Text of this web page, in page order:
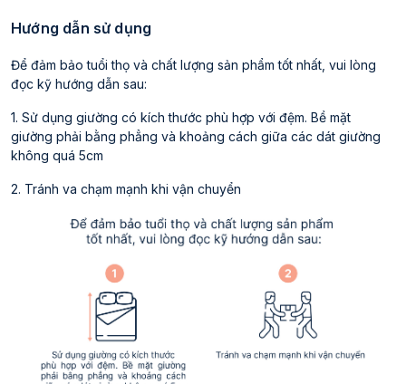
Hướng dẫn sử dụng
Để đảm bảo tuổi thọ và chất lượng sản phẩm tốt nhất, vui lòng
đọc kỹ hướng dẫn sau:
1. Sử dụng giường có kích thước phù hợp với đệm. Bề mặt
giường phải bằng phẳng và khoảng cách giữa các dát giường
không quá 5cm
2. Tránh va chạm mạnh khi vận chuyển